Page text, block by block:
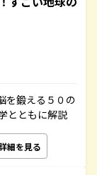
を鍛える５０の
とともに解説
細を見る